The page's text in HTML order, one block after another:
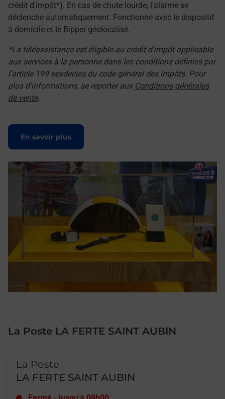
crédit d'impôt*). En cas de chute lourde, l'alarme se
déclenche automatiquement. Fonctionne avec le dispositif
à domicile et le Bipper géolocalisé.
*La téléassistance est éligible au crédit d'impôt applicable
aux services à la personne dans les conditions définies par
l'article 199 sexdecies du code général des impôts. Pour
plus d'informations, se reporter aux Conditions générales
de vente.
En savoir plus
Le lien s'ouvre dans un nouvel onglet
La Poste LA FERTE SAINT AUBIN
La Poste
LA FERTE SAINT AUBIN